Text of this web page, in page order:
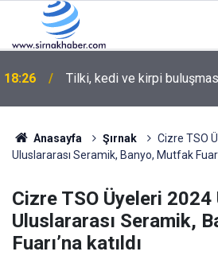
17:01
çalıştayı gerçekleştirildi
Anasayfa Şırnak
Cizre TSO
Uluslararası Seramik, Banyo, Mutfak
Cizre TSO Üyeleri 2024
Uluslararası Seramik,
Fuarı’na katıldı